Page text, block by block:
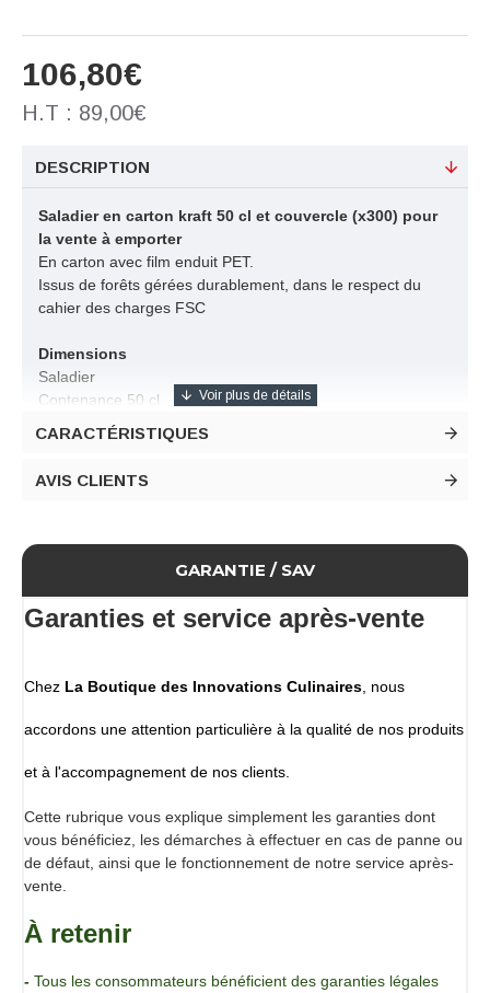
106,80€
H.T : 89,00€
DESCRIPTION
Saladier en carton kraft 50 cl et couvercle (x300) pour
la vente à emporter
En carton avec film enduit PET.
Issus de forêts gérées durablement, dans le respect du
cahier des charges FSC
Dimensions
Saladier
Contenance 50 cl
Diamètre 150 mm
Hauteur 50 mm
Diamètre 152 mm
Lot de 300 saladiers + 300 couvercles
CARACTÉRISTIQUES
AVIS CLIENTS
GARANTIE / SAV
Garanties et service après-vente
Chez La Boutique des Innovations Culinaires , nous
accordons une attention particulière à la qualité de nos produits
et à l'accompagnement de nos clients.
Cette rubrique vous explique simplement les garanties dont
vous bénéficiez, les démarches à effectuer en cas de panne ou
de défaut, ainsi que le fonctionnement de notre service après-
vente.
À retenir
- Tous les consommateurs bénéficient des garanties légales